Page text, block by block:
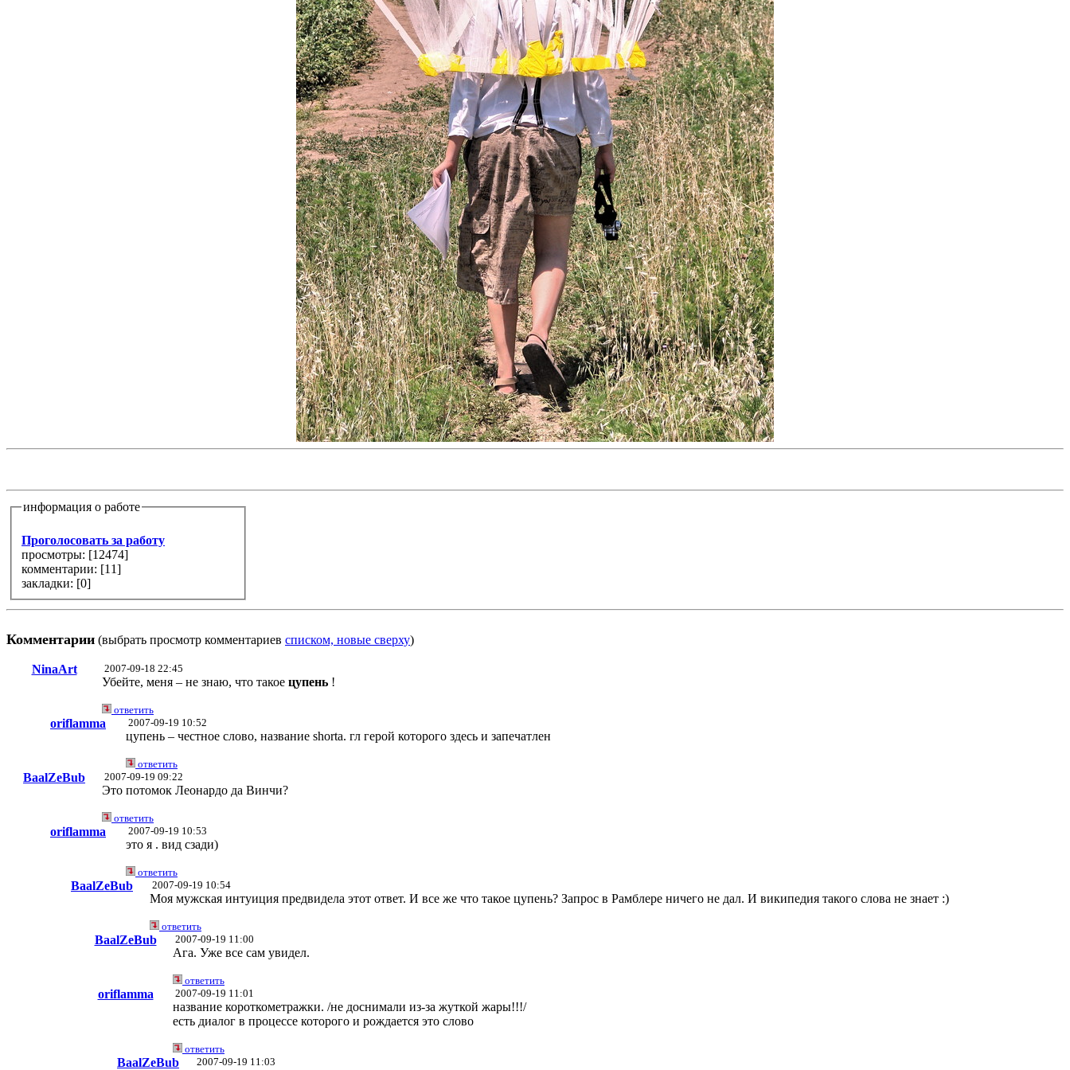
информация о работе
Проголосовать за работу
просмотры: [12474]
комментарии: [11]
закладки: [0]
Комментарии (выбрать просмотр комментариев списком, новые сверху)
NinaArt 2007-09-18 22:45
Убейте, меня – не знаю, что такое цупень !
ответить
oriflamma 2007-09-19 10:52
цупень – честное слово, название shorta. гл герой которого здесь и запечатлен
ответить
BaalZeBub 2007-09-19 09:22
Это потомок Леонардо да Винчи?
ответить
oriflamma 2007-09-19 10:53
это я . вид сзади)
ответить
BaalZeBub 2007-09-19 10:54
Моя мужская интуиция предвидела этот ответ. И все же что такое цупень? Запрос в Рамблере ничего не дал. И википедия такого слова не знает :)
ответить
BaalZeBub 2007-09-19 11:00
Ага. Уже все сам увидел.
ответить
oriflamma 2007-09-19 11:01
название короткометражки. /не доснимали из-за жуткой жары!!!/
есть диалог в процессе которого и рождается это слово
ответить
BaalZeBub 2007-09-19 11:03